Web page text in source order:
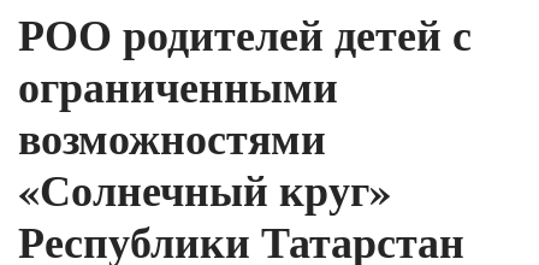
РОО родителей детей с
ограниченными
возможностями
«Солнечный круг»
Республики Татарстан